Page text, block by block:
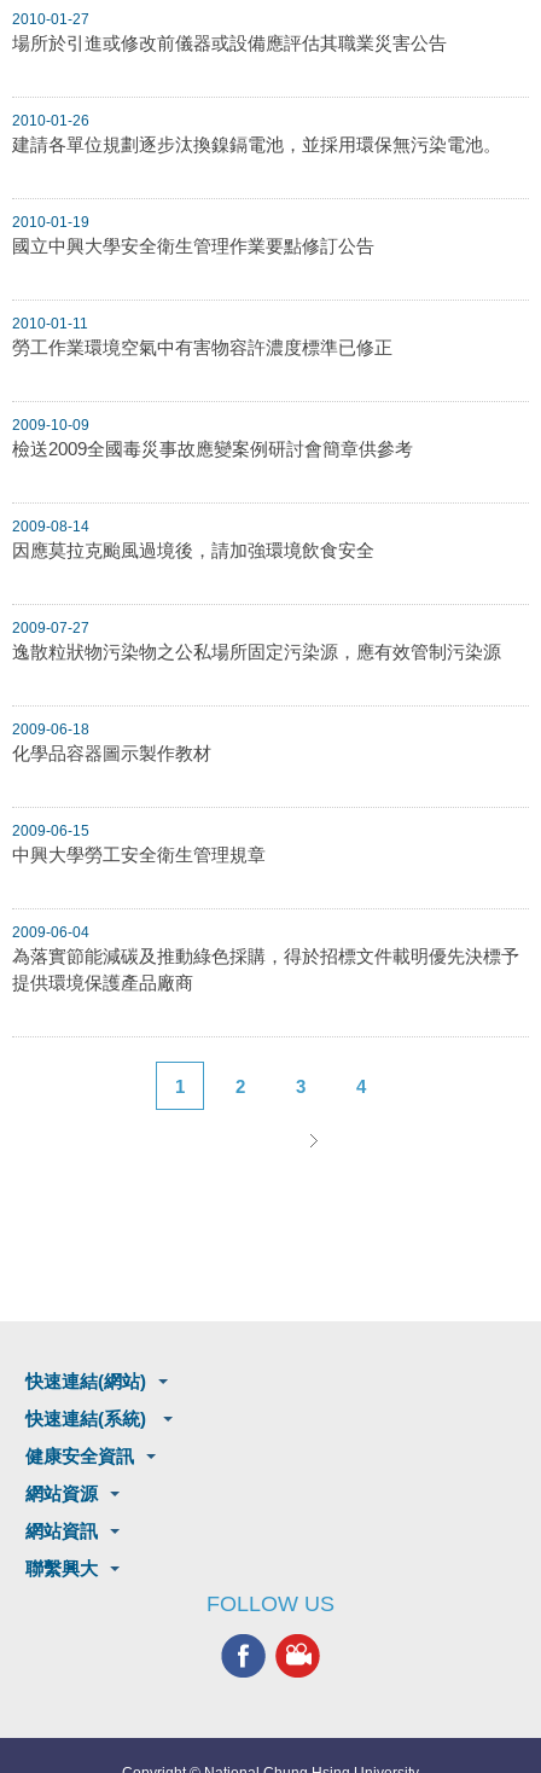
2010-01-27
場所於引進或修改前儀器或設備應評估其職業災害公告
2010-01-26
建請各單位規劃逐步汰換鎳鎘電池，並採用環保無污染電池。
2010-01-19
國立中興大學安全衛生管理作業要點修訂公告
2010-01-11
勞工作業環境空氣中有害物容許濃度標準已修正
2009-10-09
檢送2009全國毒災事故應變案例研討會簡章供參考
2009-08-14
因應莫拉克颱風過境後，請加強環境飲食安全
2009-07-27
逸散粒狀物污染物之公私場所固定污染源，應有效管制污染源
2009-06-18
化學品容器圖示製作教材
2009-06-15
中興大學勞工安全衛生管理規章
2009-06-04
為落實節能減碳及推動綠色採購，得於招標文件載明優先決標予
提供環境保護產品廠商
1 2 3 4
快速連結(網站)
快速連結(系統)
健康安全資訊
網站資源
網站資訊
聯繫興大
FOLLOW US